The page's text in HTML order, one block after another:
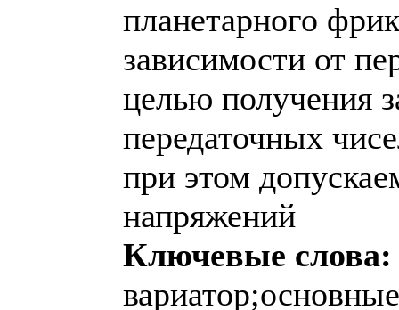
планетарного
зависимости от
целью получения
передаточных
при этом
напряжений
Ключевые слова: